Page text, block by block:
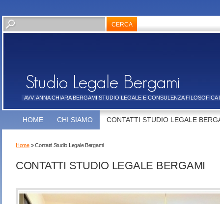
AVV. ANNA CHIARA BERGAMI STUDIO LEGALE E CONSULENZA FILOSOFICA
HOME CHI SIAMO CONTATTI STUDIO LEGALE
Home» Contatti Studio Legale Bergami
CONTATTI STUDIO LEGALE BERGAMI